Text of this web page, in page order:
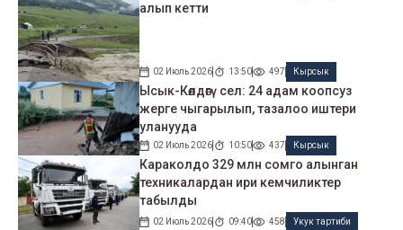
алып кетти
02 Июль 2026 13:50 497 Кырсык
Ысык-Көлдөгү сел: 24 адам коопсуз
жерге чыгарылып, тазалоо иштери
уланууда
02 Июль 2026 10:50 437 Кырсык
Караколдо 329 млн сомго алынган
техникалардан ири кемчиликтер
табылды
02 Июль 2026 09:40 458 Укук тартиби